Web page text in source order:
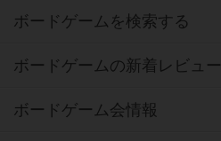
ボードゲームを検索する
ボードゲームの新着レビュー
ボードゲーム会情報